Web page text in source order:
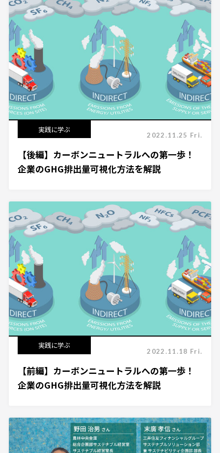
実践に学ぶ
2022.11.25 Fri.
【後編】カーボンニュートラルへの第一歩！
企業のGHG排出量可視化方法を解説
実践に学ぶ
2022.11.18 Fri.
【前編】カーボンニュートラルへの第一歩！
企業のGHG排出量可視化方法を解説